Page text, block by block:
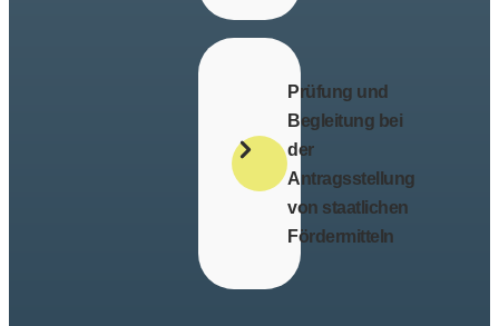
Integration
von
Buchhaltungssystemen
Shops
und
Plattformen.
Prüfung und
Begleitung bei
der
Antragsstellung
von staatlichen
Fördermitteln
Unterstützung